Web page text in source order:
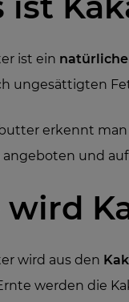
ist ein
ungesättigten
erkennt
angeboten und
wird
wird aus den
werden die